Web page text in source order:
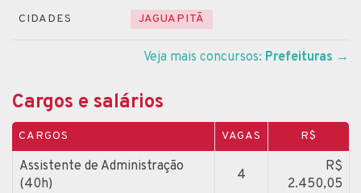
CIDADES JAGUAPITÃ
Veja mais concursos: Prefeituras →
Cargos e salários
CARGOS VAGAS R$
Assistente de Administração
(40h)
4
R$
2.450,05